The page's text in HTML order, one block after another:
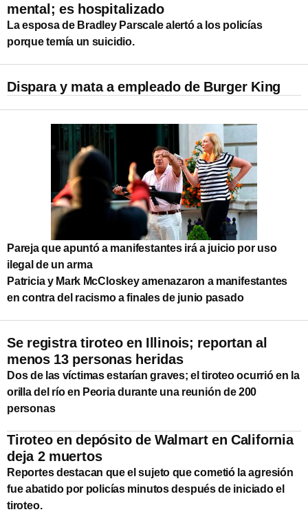
mental; es hospitalizado
La esposa de Bradley Parscale alertó a los policías
porque temía un suicidio.
Dispara y mata a empleado de Burger King
Pareja que apuntó a manifestantes irá a juicio por uso
ilegal de un arma
Patricia y Mark McCloskey amenazaron a manifestantes
en contra del racismo a finales de junio pasado
Se registra tiroteo en Illinois; reportan al
menos 13 personas heridas
Dos de las víctimas estarían graves; el tiroteo ocurrió en la
orilla del río en Peoria durante una reunión de 200
personas
Tiroteo en depósito de Walmart en California
deja 2 muertos
Reportes destacan que el sujeto que cometió la agresión
fue abatido por policías minutos después de iniciado el
tiroteo.